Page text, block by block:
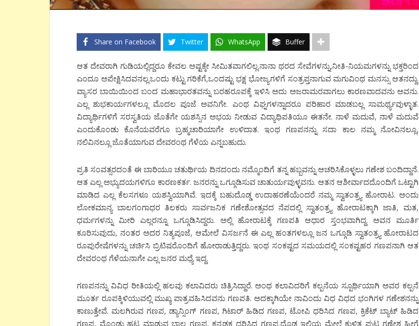
Share on Facebook Twitter WhatsApp Buffer
ಆತ ದೇವರಾಗಿ ಗುಡಿಯಲ್ಲಿದ್ದರೂ ಕೇವಲ ಅಷ್ಟಕ್ಕೇ ಸೀಮಿತವಾಗಲಿಲ್ಲ.ನಾನಾ ಥರದ ಸೇವೆಗಳನ್ನು,ನೀತಿ-ನಿಯಮಗಳನ್ನು ಭಕ್ತರಿಂದ
ಎಂದೂ ಅಪೇಕ್ಷಿಸಿದವನಲ್ಲ.ಒಂದು ಕಟ್ಟು ಗರಿಕೆಗೆ,ಒಂದಷ್ಟು ಭಕ್ಷ ಭೋಜ್ಯಗಳಿಗೆ ಸಂತ್ರಪ್ತನಾಗುವ ಮಗುವಿಂಥ ಮನಸ್ಸು ಆತನದ್ದು.
ವ್ಯಾಸರ ಬಾಯಿಯಿಂದ ಬಂದ ಮಹಾಭಾರತವನ್ನು ಬರಹರೂಪಕ್ಕೆ ಇಳಿಸಿ ಅದು ಅಜರಾಮರವಾಗಲು ಕಾರಣವಾದವನು ಅವನು.
ಎಲ್ಲ ಶುಭಕಾರ್ಯಗಳಲ್ಲೂ ಮೊದಲ ಪೂಜೆ ಅವನಿಗೇ. ಎಂಥ ವಿಘ್ನಗಳನ್ನಾದರೂ ಪರಿಹಾರ ಮಾಡಬಲ್ಲ ಸಾಮರ್ಥ್ಯವುಳ್ಳಾತ.
ವಿದ್ಯಾರ್ಥಿಗಳಿಗೆ ಸರಸ್ವತಿಯ ಜೊತೆಗೇ ಯಶಸ್ಸಿನ ಅಭಯ ನೀಡುವ ವಿದ್ಯಾಧಿಪತಿಯೂ ಈತನೇ. ನಾಳೆ ಮದುವೆ, ನಾಳೆ ಮದುವೆ
ಎಂದುಕೊಂಡು ಕೊನೆಯವರೆಗೂ ಬ್ರಹ್ಮಚಾರಿಯಾಗೇ ಉಳಿದಾತ. ಇಂಥ ಗಣಪನನ್ನು ಸದಾ ಕಾಲ ನಮ್ಮ ನೋವಿನಲ್ಲೂ,
ನಲಿವಿನಲ್ಲೂ ಜೊತೆಯಾಗುವ ದೇವರಂಥ ಗೆಳೆಯ ಎನ್ನಬಹುದು.
ಪ್ರತಿ ಸಂವತ್ಸರದಂತೆ ಈ ಬಾರಿಯೂ ಚತುರ್ಥಿಯ ದಿನದಂದು ನಮ್ಮೊಂದಿಗೆ ತನ್ನ ಹಬ್ಬವನ್ನು ಆಚರಿಸಿಕೊಳ್ಳಲು ಗಣೇಶ ಬಂದಿದ್ದಾನೆ.
ಆತ ಎಲ್ಲ ಅಭ್ಯುದಯಗಳಿಗೂ ಕಾರಣಕರ್ತ. ಜನರನ್ನು ಒಗ್ಗೂಡಿಸುವ ಚಾತುರ್ಯವುಳ್ಳವನು. ಆತನ ಆಶೀರ್ವಾದದೊಂದಿಗೆ ಒಟ್ಟಾಗಿ
ಮಾಡಿದ ಎಲ್ಲ ಕೆಲಸಗಳೂ ಯಶಸ್ವಿಯಾಗಿವೆ. ಇದಕ್ಕೆ ಬಹುದೊಡ್ಡ ಉದಾಹರಣೆಯೆಂದರೆ ನಮ್ಮ ಸ್ವಾತಂತ್ರ್ಯ ಹೋರಾಟ. ಅಂದು
ಲೋಕಮಾನ್ಯ ಬಾಲಗಂಗಾಧರ ತಿಲಕರು ಸಾರ್ವಜನಿಕ ಗಣೇಶೋತ್ಸವದ ನೆಪದಲ್ಲಿ ಸ್ವಾತಂತ್ರ್ಯ ಹೋರಾಟಕ್ಕಾಗಿ ಜಾತಿ, ಮತ,
ಧರ್ಮಗಳನ್ನು ಮೀರಿ ಎಲ್ಲರನ್ನೂ ಒಗ್ಗೂಡಿಸಿದ್ದರು. ಅಲ್ಲಿ ಹೋರಾಟಕ್ಕೆ ಗಣಪತಿ ಆಧಾರ ಸ್ತಂಭವಾಗಿದ್ದ. ಅವನ ಮೂರ್ತಿ
ಕೂರಿಸುವುದು, ನಂತರ ಅದರ ನಿತ್ಯಪೂಜೆ, ಆಮೇಲೆ ವಿಸರ್ಜನೆ ಈ ಎಲ್ಲ ಹಂತಗಳಲ್ಲೂ ಜನ ಒಗ್ಗೂಡಿ ಸ್ವಾತಂತ್ರ್ಯ ಹೋರಾಟದ
ರೂಪುರೇಷೆಗಳನ್ನು ಚರ್ಚಿಸಿ ಬ್ರಿಟಿಷರೊಂದಿಗೆ ಹೋರಾಡುತ್ತಿದ್ದರು. ಇಂಥ ಸಂಕಷ್ಟದ ಸಮಯದಲ್ಲಿ ಸಂಕಷ್ಟಹರ ಗಣಪನಾಗಿ ಆತ
ದೇವರಂಥ ಗೆಳೆಯನಾಗೇ ಎಲ್ಲ ಜನರ ಮಧ್ಯೆ ಇದ್ದ.
ಗಣಪನನ್ನು ವಿವಿಧ ರೀತಿಯಲ್ಲಿ ಹಲವು ಕಲಾವಿದರು ಚಿತ್ರಿಸಿದ್ದಾರೆ. ಅಂಥ ಕಲಾವಿದರಿಗೆ ಕಲ್ಪನೆಯ ಸ್ಪೂರ್ಥಿಯಾಗಿ ಅವರ ಕಲ್ಪನೆ
ಮೂರ್ತ ರೂಪಕ್ಕಿಳಿಯುವಲ್ಲಿ ಮುಖ್ಯ ಪಾತ್ರವಹಿಸಿದವನು ಗಣಪತಿ. ಅದಕ್ಕಾಗಿಯೇ ನಾವಿಂದು ವಿಧ ವಿಧದ ಭಂಗಿಗಳ ಗಣೇಶನನ್ನು
ಕಾಣುತ್ತೇವೆ. ಮಲಗಿರುವ ಗಣಪ, ಡ್ಯಾನ್ಸಿಂಗ್ ಗಣಪ, ಗಿಟಾರ್ ಹಿಡಿದ ಗಣಪ, ಟೋಪಿ ಧರಿಸಿದ ಗಣಪ, ಕ್ರಿಕೆಟ್ ಬ್ಯಾಟ್ ಹಿಡಿದ
ಗಣಪ, ಮೊಂಡು ಹಟ ಮಾಡುವ ಬಾಲ ಗಣಪ, ಕನ್ನಡಕ ಧರಿಸಿದ ಗಣಪ,ದೊಡ್ಡ ಇಲಿಯ ಮೇಲೆ ಕುಳಿತ ಪುಟ್ಟ ಗಣೇಶ ಹೀಗೆ